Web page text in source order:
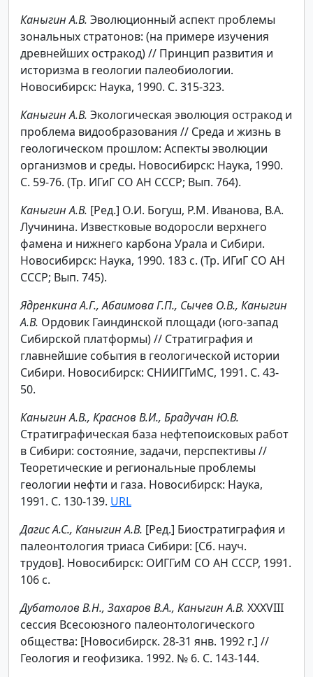
Каныгин А.В. Эволюционный аспект проблемы
зональных стратонов: (на примере изучения
древнейших остракод) // Принцип развития и
историзма в геологии палеобиологии.
Новосибирск: Наука, 1990. С. 315-323.
Каныгин А.В. Экологическая эволюция остракод и
проблема видообразования // Среда и жизнь в
геологическом прошлом: Аспекты эволюции
организмов и среды. Новосибирск: Наука, 1990.
С. 59-76. (Тр. ИГиГ СО АН СССР; Вып. 764).
Каныгин А.В. [Ред.] О.И. Богуш, Р.М. Иванова, В.А.
Лучинина. Известковые водоросли верхнего
фамена и нижнего карбона Урала и Сибири.
Новосибирск: Наука, 1990. 183 с. (Тр. ИГиГ СО АН
СССР; Вып. 745).
Ядренкина А.Г., Абаимова Г.П., Сычев О.В., Каныгин
А.В. Ордовик Гаиндинской площади (юго-запад
Сибирской платформы) // Стратиграфия и
главнейшие события в геологической истории
Сибири. Новосибирск: СНИИГГиМС, 1991. С. 43-
50.
Каныгин А.В., Краснов В.И., Брадучан Ю.В.
Стратиграфическая база нефтепоисковых работ
в Сибири: состояние, задачи, перспективы //
Теоретические и региональные проблемы
геологии нефти и газа. Новосибирск: Наука,
1991. С. 130-139. URL
Дагис А.С., Каныгин А.В. [Ред.] Биостратиграфия и
палеонтология триаса Сибири: [Сб. науч.
трудов]. Новосибирск: ОИГГиМ СО АН СССР, 1991.
106 с.
Дубатолов В.Н., Захаров В.А., Каныгин А.В. XXXVIII
сессия Всесоюзного палеонтологического
общества: [Новосибирск. 28-31 янв. 1992 г.] //
Геология и геофизика. 1992. № 6. С. 143-144.